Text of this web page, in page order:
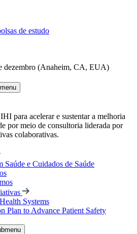
de estudo
dezembro (Anaheim, CA, EUA)
para acelerar e sustentar a melhoria
por meio de consultoria liderada por
colaborativas.
Saúde e Cuidados de Saúde
Systems
Plan to Advance Patient Safety